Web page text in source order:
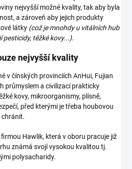
nejvyšší možné kvality, tak aby byla
a zároveň aby jejich produkty
látky (což je mnohdy u vitálních hub
pesticidy, těžké kovy...).
nejvyšší kvality
v čínských provinciích AnHui, Fujian
průmyslem a civilizací prakticky
kovy, mikroorganismy, plísně,
před kterými je třeba houbovou
chránit.
Hawlik, která v oboru pracuje již
známá svojí vysokou kvalitou tj.
polysacharidy.